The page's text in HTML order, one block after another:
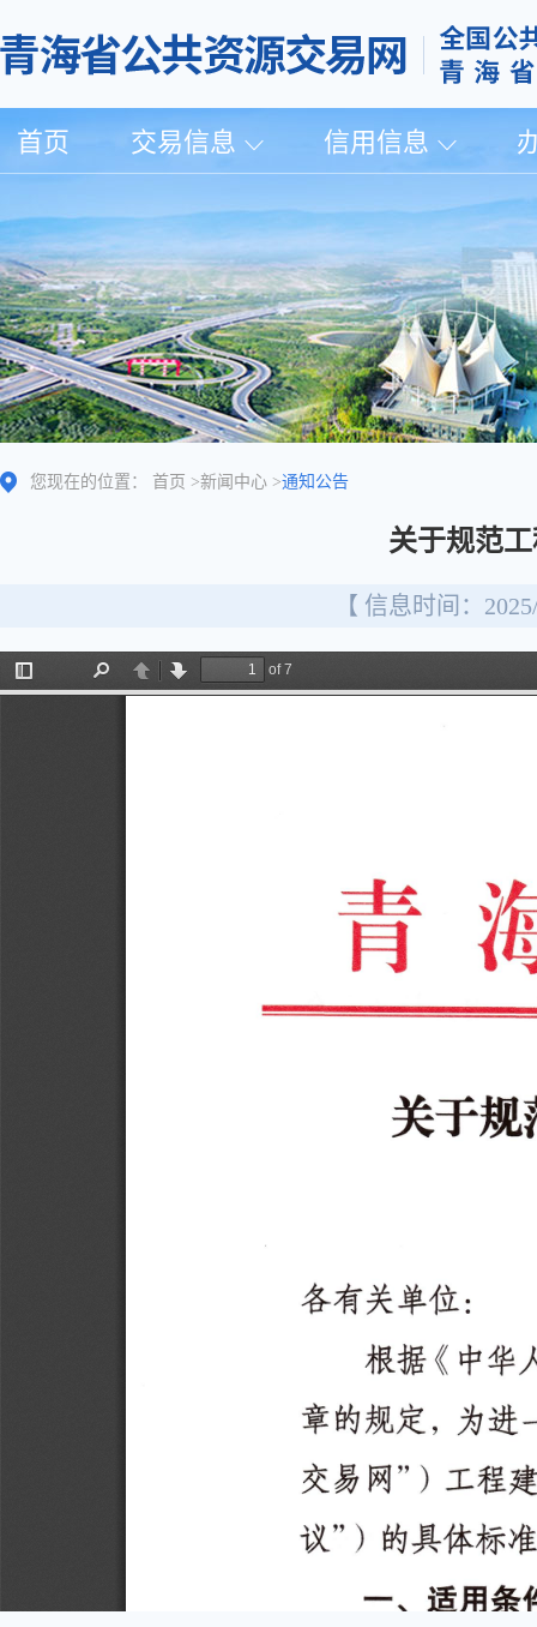
首页 交易信息 信用信息
您现在的位置： 首页 >新闻中心 >通知公告
关于规范
【 信息时间：